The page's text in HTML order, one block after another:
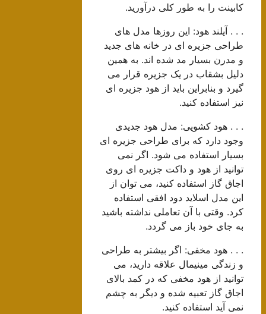
کابینت را به طور کلی درآورید.
. . . آیلند هود: این روزها مدل های
طراحی جزیره ای در خانه های جدید
و مدرن بسیار مد شده اند. به همین
دلیل بشقاب در یک جزیره قرار می
گیرد و بنابراین باید از هود جزیره ای
نیز استفاده کنید.
. . . هود کشویی: مدل هود جدیدی
وجود دارد که برای طراحی جزیره ای
بسیار استفاده می شود. اگر نمی
توانید از هود و داکت جزیره ای روی
اجاق گاز استفاده کنید، می توان از
این مدل اسلاید دود افقی استفاده
کرد. وقتی با آن تعاملی نداشته باشید
به جای خود باز می گردد.
. . . هود مخفی: اگر بیشتر به طراحی
و زندگی مینیمال علاقه دارید، می
توانید از هود مخفی که در کمد بالای
اجاق گاز تعبیه شده و دیگر به چشم
نمی آید استفاده کنید.